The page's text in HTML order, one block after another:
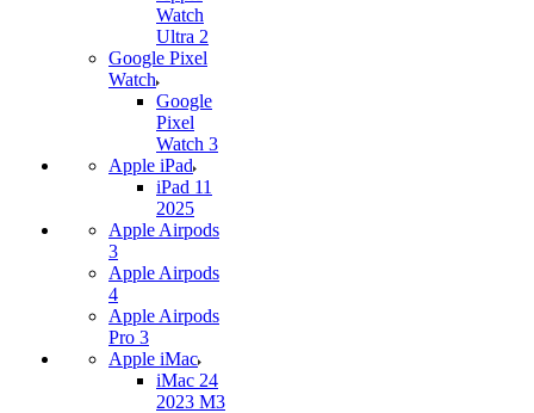
Watch
Ultra 2
Google Pixel
Watch
Google
Pixel
Watch 3
Apple iPad
iPad 11
2025
Apple Airpods
3
Apple Airpods
4
Apple Airpods
Pro 3
Apple iMac
iMac 24
2023 M3